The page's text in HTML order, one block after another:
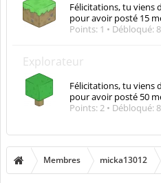
Félicitations, tu viens
pour avoir posté 15
Points: 1
Débloqué:
Explorateur
Félicitations, tu viens
pour avoir posté 50
Points: 2
Débloqué:
Membres micka13012